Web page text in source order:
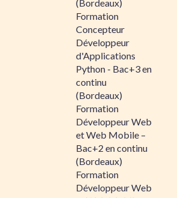
(Bordeaux)
Formation
Concepteur
Développeur
d'Applications
Python - Bac+3 en
continu
(Bordeaux)
Formation
Développeur Web
et Web Mobile –
Bac+2 en continu
(Bordeaux)
Formation
Développeur Web